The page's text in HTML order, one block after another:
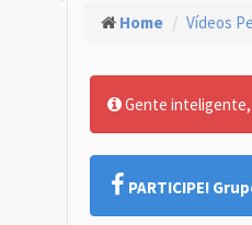
Home Vídeos
Gente inteligente,
PARTICIPE!